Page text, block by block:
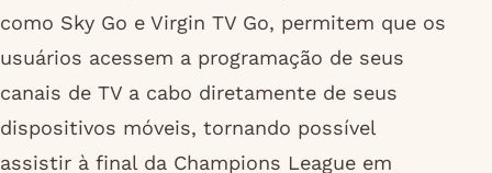
como Sky Go e Virgin TV Go, permitem que os
usuários acessem a programação de seus
canais de TV a cabo diretamente de seus
dispositivos móveis, tornando possível
assistir à final da Champions League em